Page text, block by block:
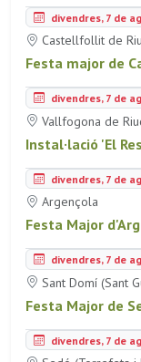
divendres, 7 de
Castellfollit de
Festa major de
divendres, 7 de
Vallfogona de
Instal·lació 'El
divendres, 7 de
Argençola
Festa Major
divendres, 7 de
Sant Domí (Sant
Festa Major de
divendres, 7 de